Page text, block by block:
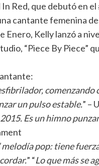
Red, que debutó en
cantante femenina
Kelly lanzó a
“Piece By Piece”
comenzando
un pulso estable.” –
Es un himno
melodía pop: tiene
” “Lo que más se